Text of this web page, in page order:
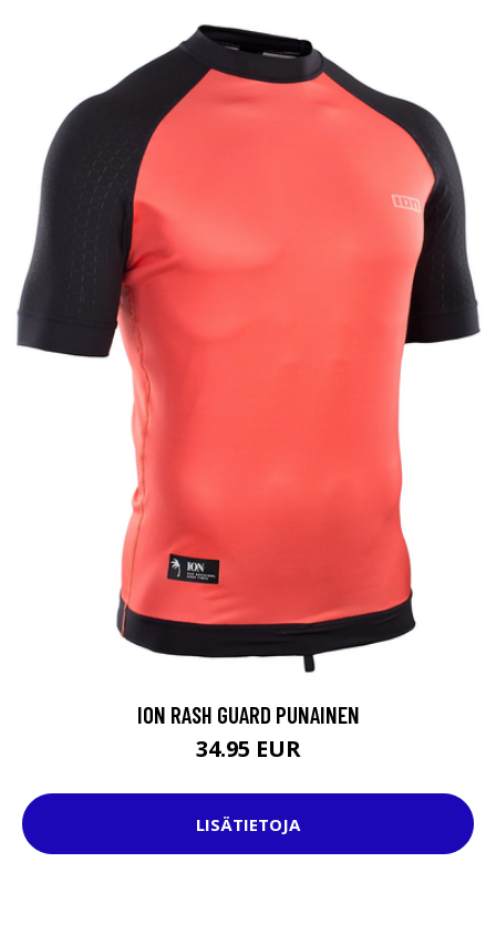
ION RASH GUARD PUNAINEN
34.95 EUR
LISÄTIETOJA